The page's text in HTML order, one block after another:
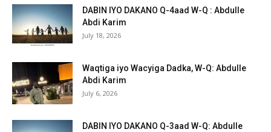
DABIN IYO DAKANO Q-4aad W-Q : Abdulle
Abdi Karim
July 18, 2026
Waqtiga iyo Wacyiga Dadka, W-Q: Abdulle
Abdi Karim
July 6, 2026
DABIN IYO DAKANO Q-3aad W-Q: Abdulle